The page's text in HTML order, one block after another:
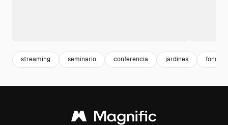
streaming seminario conferencia jardines fondo